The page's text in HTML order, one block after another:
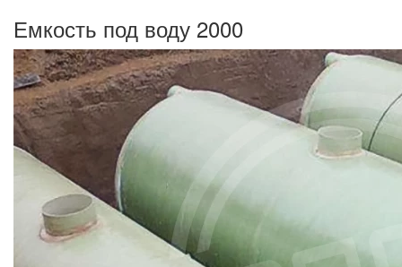
Емкость под воду 2000